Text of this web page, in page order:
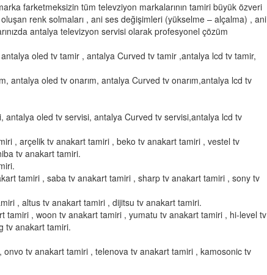
farketmeksizin tüm televziyon markalarının tamiri büyük özveri
renk solmaları , ani ses değişimleri (yükselme – alçalma) , ani
antalya televizyon servisi olarak profesyonel çözüm
oled tv tamir , antalya Curved tv tamir ,antalya lcd tv tamir,
antalya oled tv onarım, antalya Curved tv onarım,antalya lcd tv
antalya oled tv servisi, antalya Curved tv servisi,antalya lcd tv
, arçelik tv anakart tamiri , beko tv anakart tamiri , vestel tv
tv anakart tamiri.
tamiri , saba tv anakart tamiri , sharp tv anakart tamiri , sony tv
, altus tv anakart tamiri , dijitsu tv anakart tamiri.
tamiri , woon tv anakart tamiri , yumatu tv anakart tamiri , hi-level tv
tv anakart tamiri.
tv anakart tamiri , telenova tv anakart tamiri , kamosonic tv